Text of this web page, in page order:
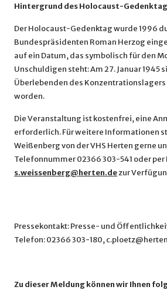
Hintergrund des Holocaust-
Der Holocaust-Gedenktag wurde 1996
Bundespräsidenten Roman Herzog
auf ein Datum, das symbolisch für den
Unschuldigen steht: Am 27. Januar 1945
Überlebenden des
worden.
Die Veranstaltung ist kostenfrei, eine
erforderlich. Für weitere Informationen
Weißenberg von der VHS Herten gerne
Telefonnummer 02366 303-541 oder per
s.weissenberg@herten.dezur
Pressekontakt: Presse- und
Telefon: 02366 303-180,
Zu dieser Meldung können wir Ihnen